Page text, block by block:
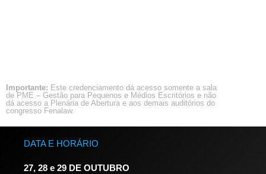
Importante: Este credenciamento dá acesso somente a sala
de PME – Gestão para Pequenos e Médios Escritórios e não
dá acesso a Plenária de Abertura e aos demais auditórios do
congresso Fenalaw.
DATA E HORÁRIO
27, 28 e 29 DE OUTUBRO